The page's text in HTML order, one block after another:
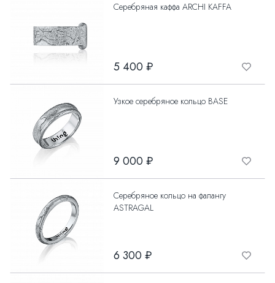
Серебряная каффа ARCHI KAFFA
5 400 ₽
Узкое серебряное кольцо BASE
9 000 ₽
Серебряное кольцо на фалангу
ASTRAGAL
6 300 ₽